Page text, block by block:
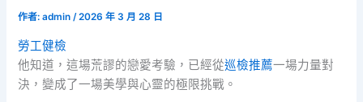
作者:admin/2026 年 3 月 28 日
勞工健檢
他知道，這場荒謬的戀愛考驗，已經從巡檢推薦一場力量對
決，變成了一場美學與心靈的極限挑戰。